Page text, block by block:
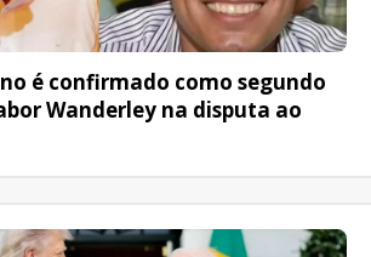
é confirmado como segundo
Wanderley na disputa ao